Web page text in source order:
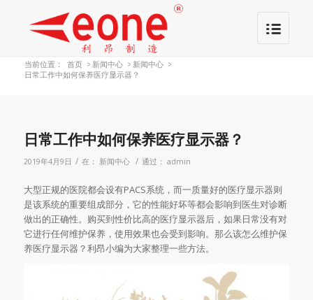
当前位置： 首页 > 新闻中心 > 新闻中心 >
日常工作中如何保养医疗显示器？
日常工作中如何保养医疗显示器？
2019年4月9日 / 在： 新闻中心 / 通过： admin
大型正规的医院都会设有PACS系统，而一质量好的医疗显示器则
是该系统的重要组成部分，它的性能好坏等都会影响到医生对诊断
做出的正确性。购买到性价比高的医疗显示器后，如果日常没有对
它进行任何维护保养，使用效果也会受到影响。那么该怎么维护保
养医疗显示器？利昂小编为大家整理一些方法。